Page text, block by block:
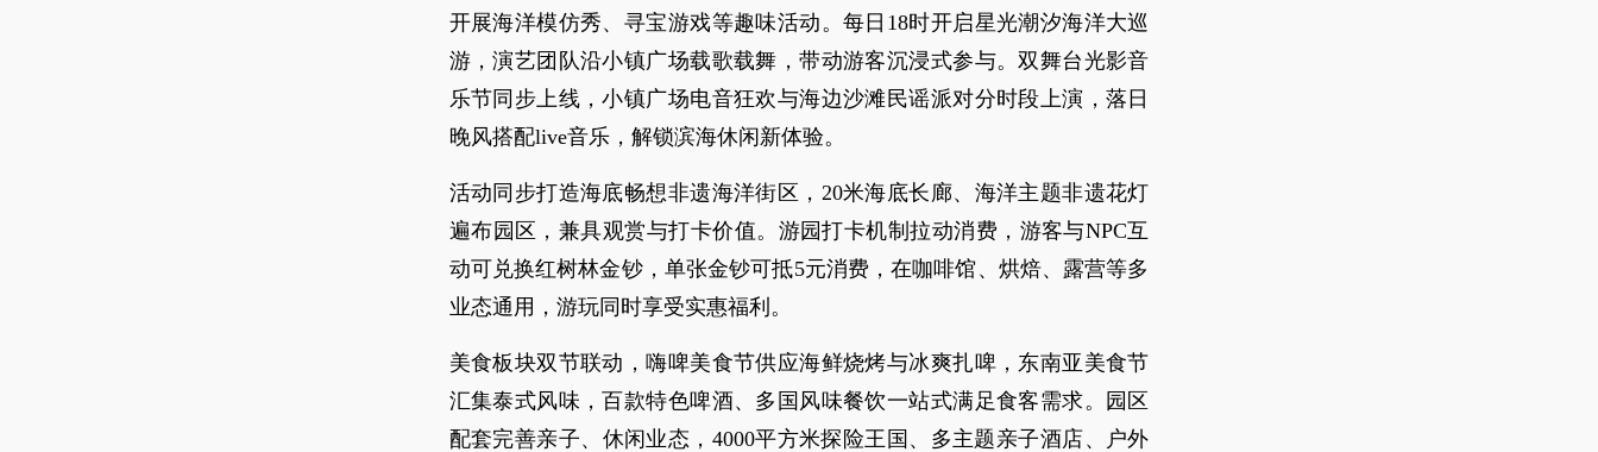
开展海洋模仿秀、寻宝游戏等趣味活动。每日18时开启星光潮汐海洋大巡
游，演艺团队沿小镇广场载歌载舞，带动游客沉浸式参与。双舞台光影音
乐节同步上线，小镇广场电音狂欢与海边沙滩民谣派对分时段上演，落日
晚风搭配live音乐，解锁滨海休闲新体验。
活动同步打造海底畅想非遗海洋街区，20米海底长廊、海洋主题非遗花灯
遍布园区，兼具观赏与打卡价值。游园打卡机制拉动消费，游客与NPC互
动可兑换红树林金钞，单张金钞可抵5元消费，在咖啡馆、烘焙、露营等多
业态通用，游玩同时享受实惠福利。
美食板块双节联动，嗨啤美食节供应海鲜烧烤与冰爽扎啤，东南亚美食节
汇集泰式风味，百款特色啤酒、多国风味餐饮一站式满足食客需求。园区
配套完善亲子、休闲业态，4000平方米探险王国、多主题亲子酒店、户外